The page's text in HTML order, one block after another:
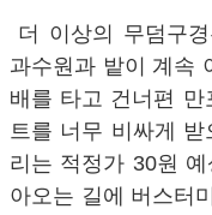
더 이상의 무덤구
과수원과 밭이 계속
배를 타고 건너편
트를 너무 비싸게
리는 적정가 30원
아오는 길에 버스터